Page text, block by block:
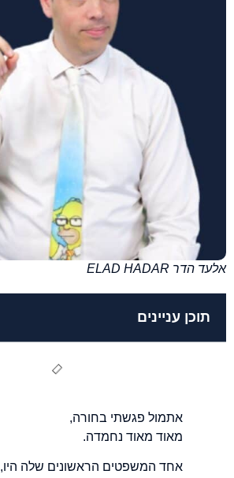
אלעד הדר ELAD HADAR
תוכן עניינים
אתמול פגשתי בחורה,
מאוד מאוד נחמדה.
אחד המשפטים הראשונים שלה היו,